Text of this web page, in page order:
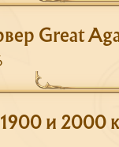
Great
1900 и 2000